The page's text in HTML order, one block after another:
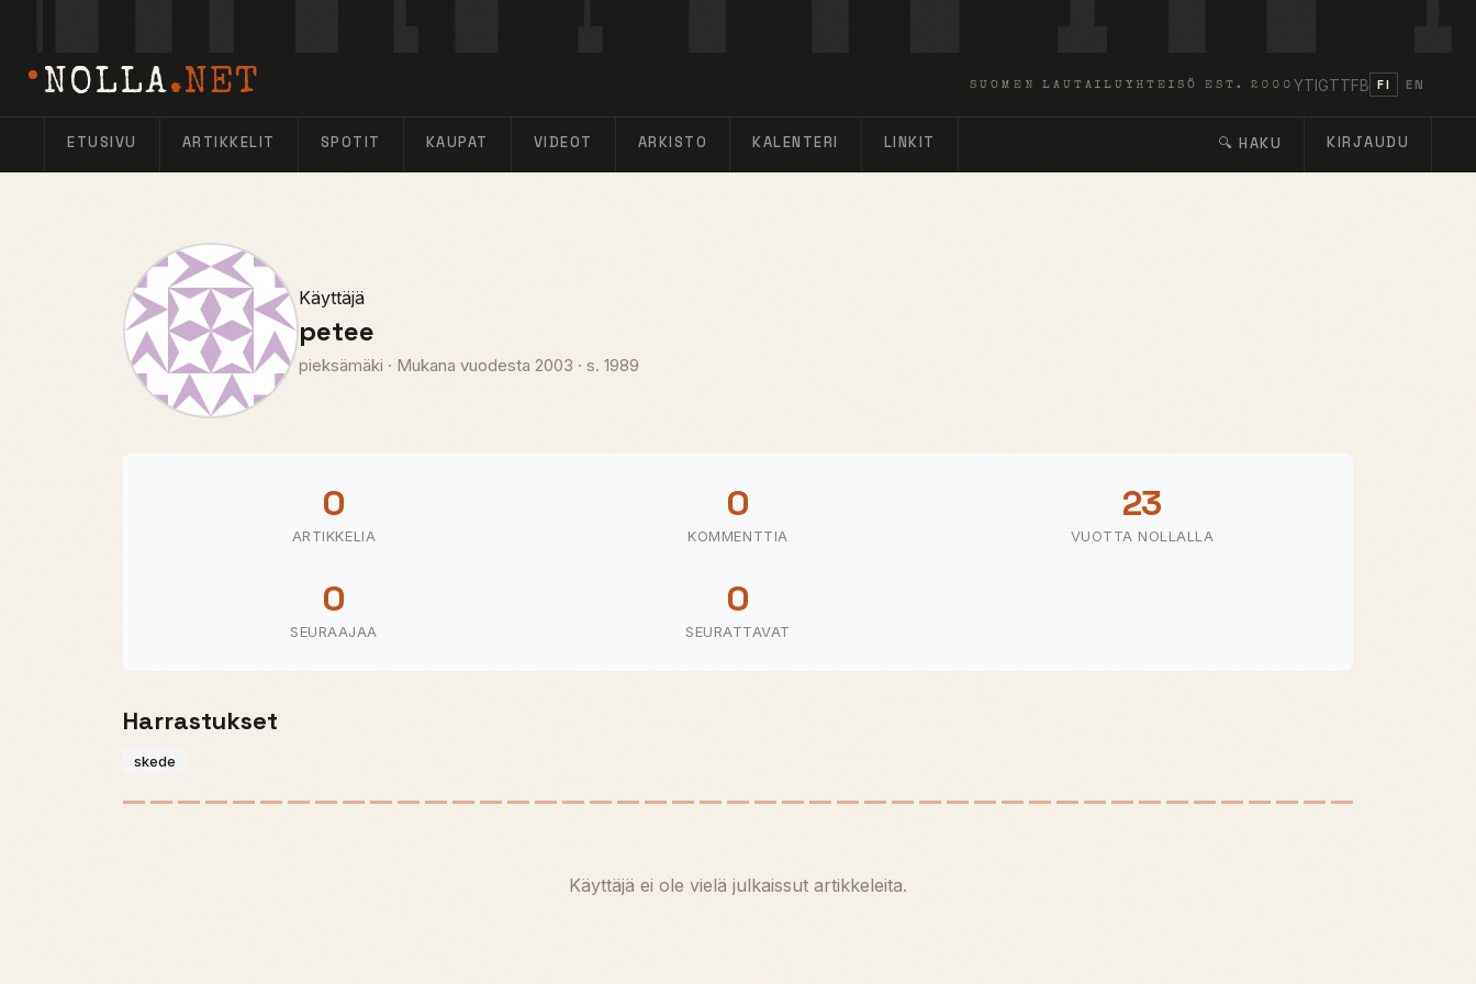
NOLLA.NET SUOMEN LAUTAILUYHTEISÖ EST. 2000 YTIGTTFB FI EN
ETUSIVU ARTIKKELIT SPOTIT KAUPAT VIDEOT ARKISTO KALENTERI LINKIT 🔍 HAKU KIRJAUDU
Käyttäjä
petee
pieksämäki · Mukana vuodesta 2003 · s. 1989
0
ARTIKKELIA
0
KOMMENTTIA
23
VUOTTA NOLLALLA
0
SEURAAJAA
0
SEURATTAVAT
Harrastukset
skede
Käyttäjä ei ole vielä julkaissut artikkeleita.